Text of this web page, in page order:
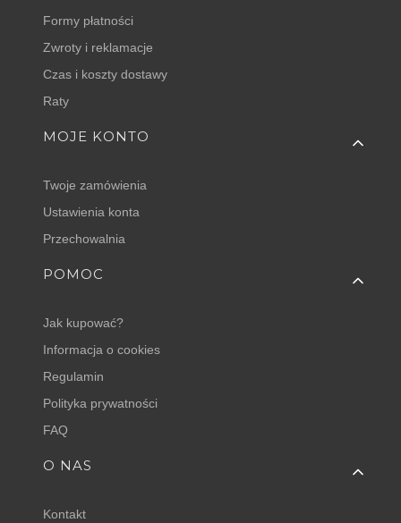
Formy płatności
Zwroty i reklamacje
Czas i koszty dostawy
Raty
MOJE KONTO
Twoje zamówienia
Ustawienia konta
Przechowalnia
POMOC
Jak kupować?
Informacja o cookies
Regulamin
Polityka prywatności
FAQ
O NAS
Kontakt